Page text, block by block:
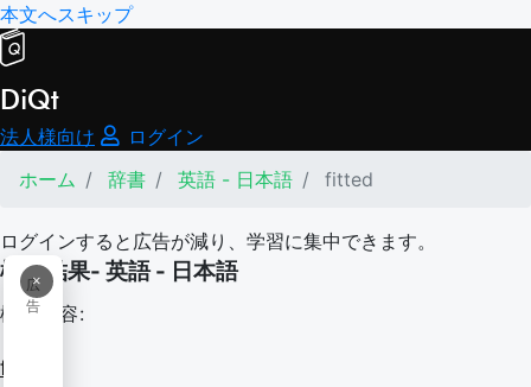
本文へスキップ
DiQt
法人様向け
ログイン
ホーム
辞書 英語 - 日本語 fitted
ログインすると広告が減り、学習に集中できます。
×
広
告
検索結果- 英語 - 日本語
検索内容:
fitted